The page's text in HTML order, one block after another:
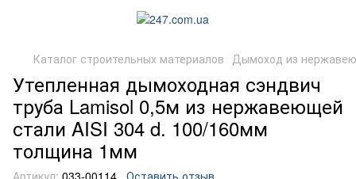
Каталог строительных материалов Дымоход из
Утепленная дымоходная сэндвич
труба Lamisol 0,5м из нержавеющей
стали AISI 304 d. 100/160мм
толщина 1мм
Артикул: 033-00114 Оставить отзыв